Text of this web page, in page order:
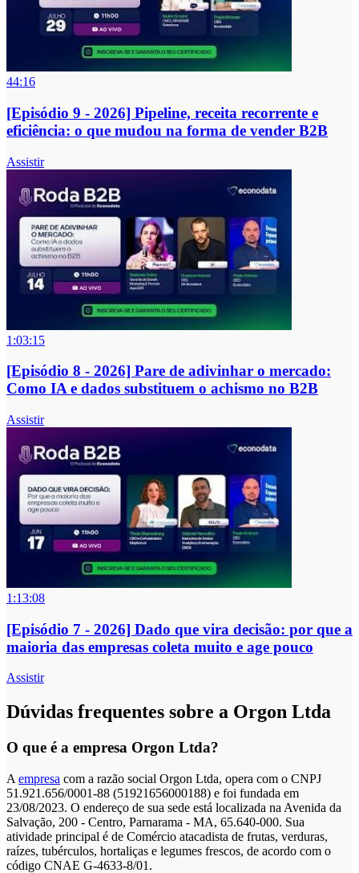
44:16
[Episódio 9 - 2026] Pipeline, receita recorrente e
eficiência: o que mudou na forma de vender B2B
Assistir
1:03:15
[Episódio 8 - 2026] Pare de adivinhar o mercado:
Como IA e dados substituem o achismo no B2B
Assistir
1:13:08
[Episódio 7 - 2026] Dado que vira decisão: por que a
maioria das empresas coleta muito e age pouco
Assistir
Dúvidas frequentes sobre a Orgon Ltda
O que é a empresa Orgon Ltda?
A empresa com a razão social Orgon Ltda, opera com o CNPJ
51.921.656/0001-88 (51921656000188) e foi fundada em
23/08/2023. O endereço de sua sede está localizada na Avenida da
Salvação, 200 - Centro, Parnarama - MA, 65.640-000. Sua
atividade principal é de Comércio atacadista de frutas, verduras,
raízes, tubérculos, hortaliças e legumes frescos, de acordo com o
código CNAE G-4633-8/01.